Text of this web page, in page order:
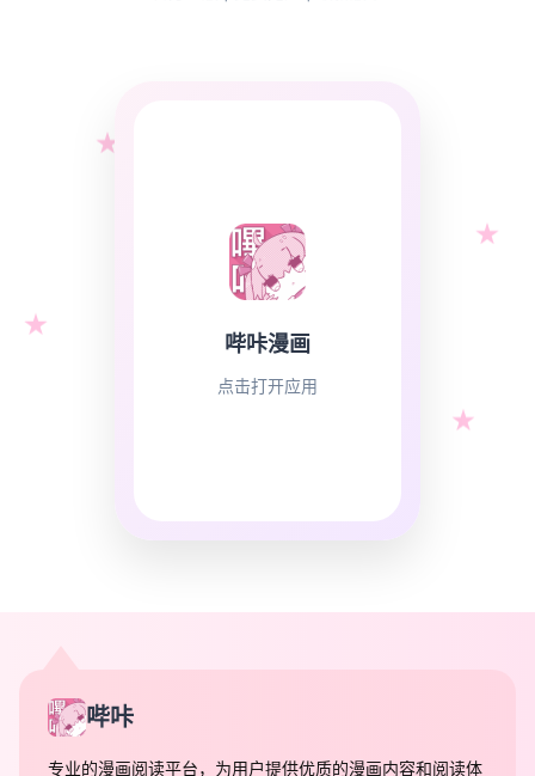
哔咔漫画
点击打开应用
哔咔
专业的漫画阅读平台，为用户提供优质的漫画内容和阅读体